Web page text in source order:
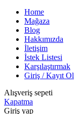
Home
Mağaza
Blog
Hakkımızda
İletişim
İstek Listesi
Karşılaştırmak
Giriş / Kayıt Ol
Alışveriş sepeti
Kapatma
Giriş yap